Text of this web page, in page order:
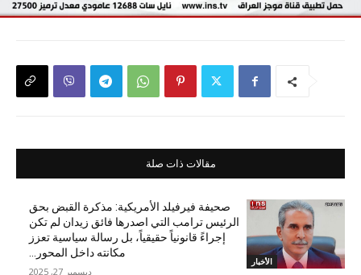
مقالات ذات صلة
الأخبار
صحيفة فيرفيلد الأمريكية: مذكرة القبض بحق
الرئيس ترامب التي اصدرها فائق زيدان لم تكن
إجراءً قانونياً حقيقياً، بل رسالة سياسية تعزز
مكانته داخل المحور...
ديسمبر 27, 2025